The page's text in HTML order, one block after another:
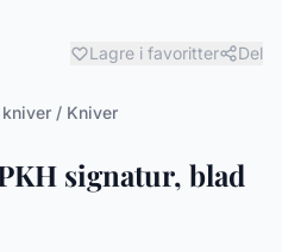
Lagre i favoritter Del
/ Kniver
signatur, blad